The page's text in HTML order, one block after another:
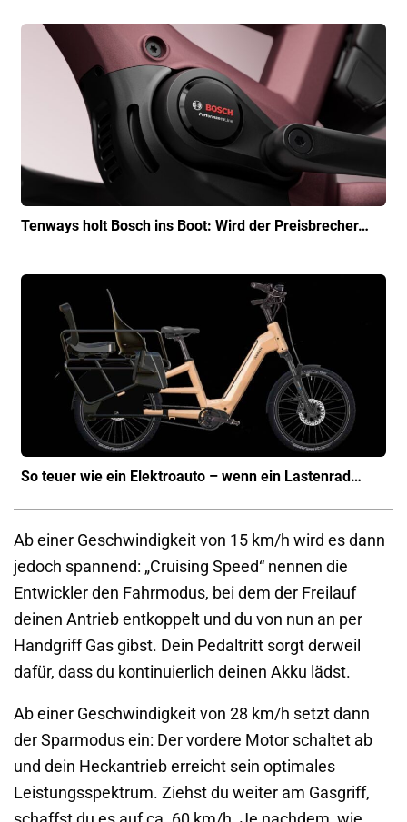
Tenways holt Bosch ins Boot: Wird der Preisbrecher…
So teuer wie ein Elektroauto – wenn ein Lastenrad…
Ab einer Geschwindigkeit von 15 km/h wird es dann
jedoch spannend: „Cruising Speed“ nennen die
Entwickler den Fahrmodus, bei dem der Freilauf
deinen Antrieb entkoppelt und du von nun an per
Handgriff Gas gibst. Dein Pedaltritt sorgt derweil
dafür, dass du kontinuierlich deinen Akku lädst.
Ab einer Geschwindigkeit von 28 km/h setzt dann
der Sparmodus ein: Der vordere Motor schaltet ab
und dein Heckantrieb erreicht sein optimales
Leistungsspektrum. Ziehst du weiter am Gasgriff,